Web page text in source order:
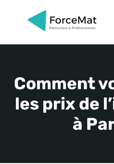
Comment
les prix de
à